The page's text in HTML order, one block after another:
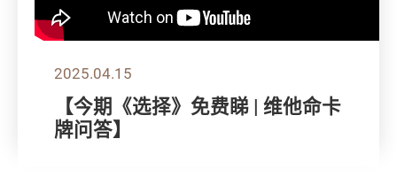
2025.04.15
【今期《选择》免费睇 | 维他命卡
牌问答】